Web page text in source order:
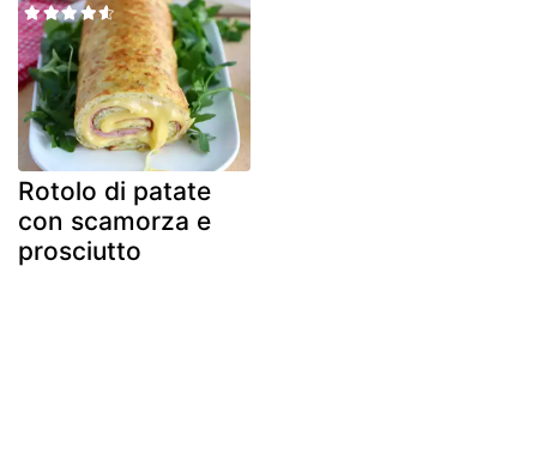
Rotolo di patate
con scamorza e
prosciutto